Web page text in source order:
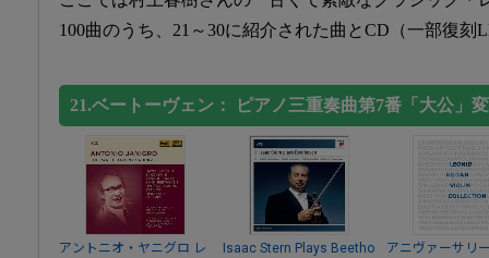
100曲のうち、21～30に紹介された曲とCD（一部復刻
21.ベートーヴェン： ピアノ三重奏曲第7番「大公」
アントニオ・ヤニグロ レ
Isaac Stern Plays Beetho
アニヴァーサリ